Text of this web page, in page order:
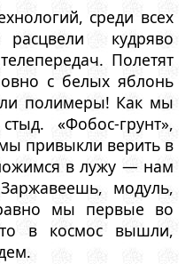
среди всех
кудряво
Полетят
с белых яблонь
полимеры! Как мы
«Фобос-грунт»,
привыкли верить в
в лужу — нам
модуль,
мы первые во
в космос вышли,